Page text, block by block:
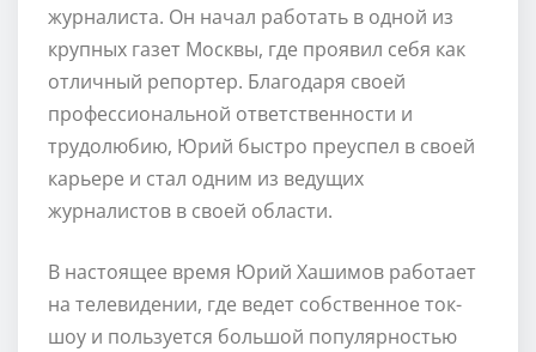
журналиста. Он начал работать в одной из
крупных газет Москвы, где проявил себя как
отличный репортер. Благодаря своей
профессиональной ответственности и
трудолюбию, Юрий быстро преуспел в своей
карьере и стал одним из ведущих
журналистов в своей области.
В настоящее время Юрий Хашимов работает
на телевидении, где ведет собственное ток-
шоу и пользуется большой популярностью